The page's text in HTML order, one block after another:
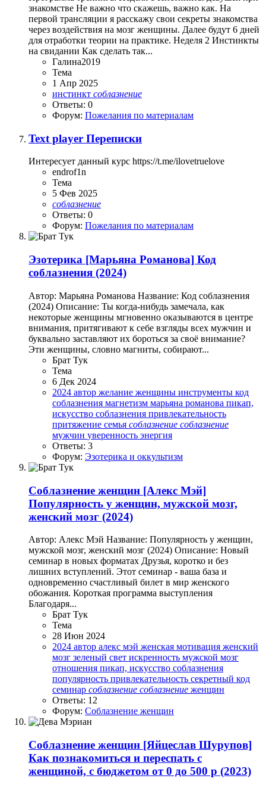
знакомстве Не важно что скажешь, важно как. На
первой трансляции я расскажу свои секреты знакомства
через воздействия на мозг женщины. Далее будут 6 дней
для отработки теории на практике. Неделя 2 Инстинкты
на свидании Как сделать так...
Галина2019
Тема
1 Апр 2025
инстинкт соблазнение
Ответы: 0
Форум: Пожелания по материалам
Text player Переписки
Интересует данный курс https://t.me/ilovetruelove
endrof1n
Тема
5 Фев 2025
соблазнение
Ответы: 0
Форум: Пожелания по материалам
Эзотерика [Марьяна Романова] Код
соблазнения (2024)
Автор: Марьяна Романова Название: Код соблазнения
(2024) Описание: Ты когда-нибудь замечала, как
некоторые женщины мгновенно оказываются в центре
внимания, притягивают к себе взгляды всех мужчин и
буквально заставляют их бороться за своё внимание?
Эти женщины, словно магниты, собирают...
Брат Тук
Тема
6 Дек 2024
2024 автор желание женщины инструменты код
соблазнения магнетизм марьяна романова пикап,
искусство соблазнения привлекательность
притяжение семья соблазнение соблазнение
мужчин уверенность энергия
Ответы: 3
Форум: Эзотерика и оккультизм
Соблазнение женщин [Алекс Мэй]
Популярность у женщин, мужской мозг,
женский мозг (2024)
Автор: Алекс Мэй Название: Популярность у женщин,
мужской мозг, женский мозг (2024) Описание: Новый
семинар в новых форматах Друзья, коротко и без
лишних вступлений. Этот семинар - ваша база и
одновременно счастливый билет в мир женского
обожания. Короткая программа выступления
Благодаря...
Брат Тук
Тема
28 Июн 2024
2024 автор алекс мэй женская мотивация женский
мозг зеленый свет искренность мужской мозг
отношения пикап, искусство соблазнения
популярность привлекательность секретный код
семинар соблазнение соблазнение женщин
Ответы: 12
Форум: Соблазнение женщин
Соблазнение женщин [Яйцеслав Шурупов]
Как познакомиться и переспать с
женщиной, с бюджетом от 0 до 500 р (2023)